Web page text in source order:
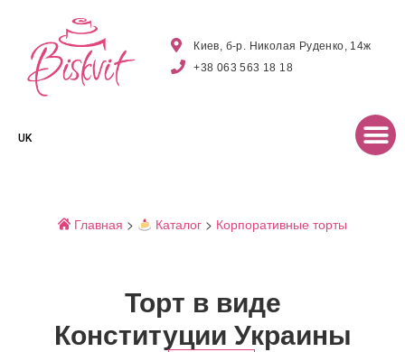
Киев, б-р. Николая Руденко, 14ж
+38 063 563 18 18
UK
Главная > Каталог> Корпоративные торты
Торт в виде
Конституции Украины